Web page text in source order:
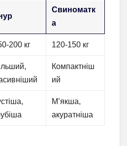
Свиноматк
а
200 кг 120-150 кг
Компактніш
ий
М’якша,
акуратніша